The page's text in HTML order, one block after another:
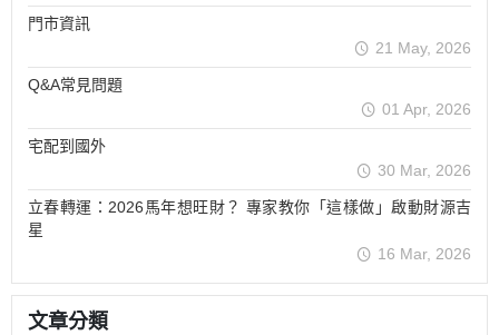
門市資訊
21 May, 2026
Q&A常見問題
01 Apr, 2026
宅配到國外
30 Mar, 2026
立春轉運：2026馬年想旺財？ 專家教你「這樣做」啟動財源吉
星
16 Mar, 2026
文章分類